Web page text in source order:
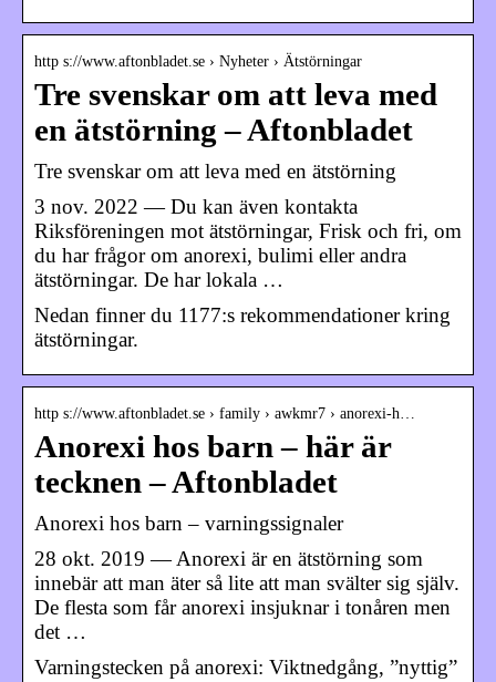
http s://www.aftonbladet.se › Nyheter › Ätstörningar
Tre svenskar om att leva med
en ätstörning – Aftonbladet
Tre svenskar om att leva med en ätstörning
3 nov. 2022 — Du kan även kontakta
Riksföreningen mot ätstörningar, Frisk och fri, om
du har frågor om anorexi, bulimi eller andra
ätstörningar. De har lokala …
Nedan finner du 1177:s rekommendationer kring
ätstörningar.
http s://www.aftonbladet.se › family › awkmr7 › anorexi-h…
Anorexi hos barn – här är
tecknen – Aftonbladet
Anorexi hos barn – varningssignaler
28 okt. 2019 — Anorexi är en ätstörning som
innebär att man äter så lite att man svälter sig själv.
De flesta som får anorexi insjuknar i tonåren men
det …
Varningstecken på anorexi: Viktnedgång, ”nyttig”